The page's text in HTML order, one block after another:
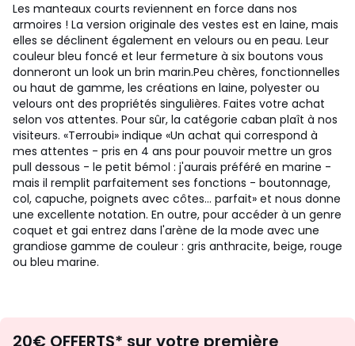
Les manteaux courts reviennent en force dans nos
armoires ! La version originale des vestes est en laine, mais
elles se déclinent également en velours ou en peau. Leur
couleur bleu foncé et leur fermeture à six boutons vous
donneront un look un brin marin.Peu chères, fonctionnelles
ou haut de gamme, les créations en laine, polyester ou
velours ont des propriétés singulières. Faites votre achat
selon vos attentes. Pour sûr, la catégorie caban plaît à nos
visiteurs. «Terroubi» indique «Un achat qui correspond à
mes attentes - pris en 4 ans pour pouvoir mettre un gros
pull dessous - le petit bémol : j'aurais préféré en marine -
mais il remplit parfaitement ses fonctions - boutonnage,
col, capuche, poignets avec côtes… parfait» et nous donne
une excellente notation. En outre, pour accéder à un genre
coquet et gai entrez dans l'arène de la mode avec une
grandiose gamme de couleur : gris anthracite, beige, rouge
ou bleu marine.
20€ OFFERTS* sur votre première